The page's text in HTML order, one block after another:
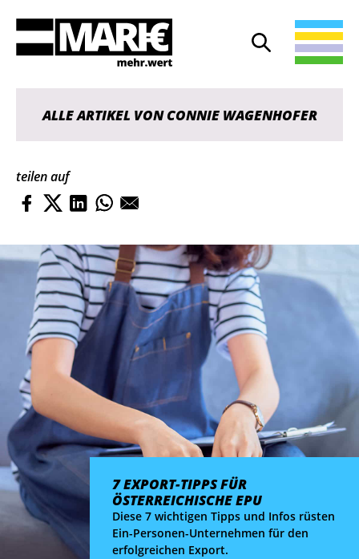
Suche öffnen
Suche
ALLE ARTIKEL VON CONNIE WAGENHOFER
teilen auf
7 EXPORT-TIPPS FÜR
ÖSTERREICHISCHE EPU
Diese 7 wichtigen Tipps und Infos rüsten
Ein-Personen-Unternehmen für den
erfolgreichen Export.